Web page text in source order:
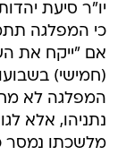
יו"ר סיעת
כי המפלגה
אם "ייקח את
(חמישי)
המפלגה לא
נתניהו, אלא
מלשכתו נמסר